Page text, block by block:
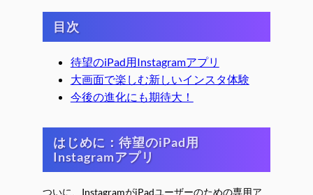
目次
待望のiPad用Instagramアプリ
大画面で楽しむ新しいインスタ体験
今後の進化にも期待大！
はじめに：待望のiPad用
Instagramアプリ
ついに、InstagramがiPadユーザーのための専用ア